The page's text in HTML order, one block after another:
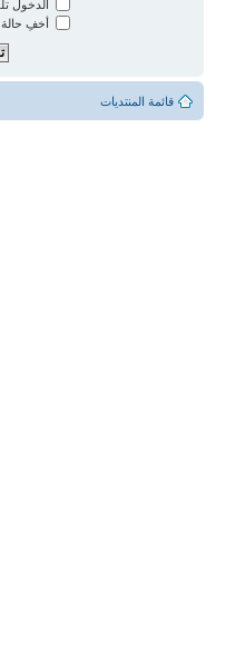
الدخول
أخفِ
قائمة المنتديات